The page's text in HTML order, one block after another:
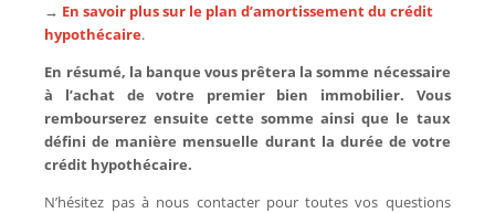
→ En savoir plus sur le plan d’amortissement du crédit
hypothécaire.
En résumé, la banque vous prêtera la somme nécessaire
à l’achat de votre premier bien immobilier. Vous
rembourserez ensuite cette somme ainsi que le taux
défini de manière mensuelle durant la durée de votre
crédit hypothécaire.
N’hésitez pas à nous contacter pour toutes vos questions